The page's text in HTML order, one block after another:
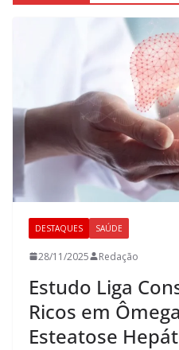
DESTAQUES SAÚDE
28/11/2025 Redação
Estudo Liga
Ricos em
Esteatose